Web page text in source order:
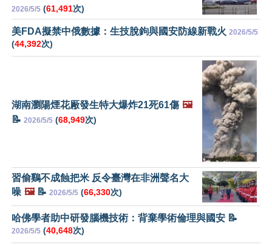
2026/5/5 (61,491次)
美FDA擬禁中俄數據：生技脫鉤與國安防線新戰火 2026/5/5
(44,392次)
湖南瀏陽煙花厰發生特大爆炸21死61傷 🖼️
📝 2026/5/5 (68,949次)
習偷鷄不成蝕把米 反令臺灣在非洲聲名大
噪 🖼️📝 2026/5/5 (66,330次)
哈佛學者助中研發腦機技術：背棄學術倫理與國安 📝
2026/5/5 (40,648次)